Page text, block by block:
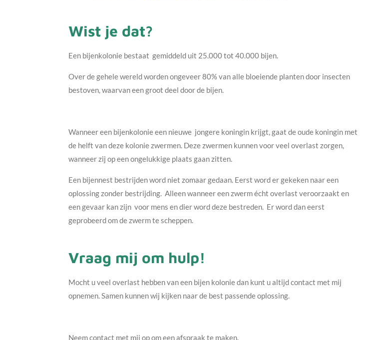
Wist je dat?
Een bijenkolonie bestaat gemiddeld uit 25.000 tot 40.000 bijen.
Over de gehele wereld worden ongeveer 80% van alle bloeiende planten door insecten
bestoven, waarvan een groot deel door de bijen.
Wanneer een bijenkolonie een nieuwe jongere koningin krijgt, gaat de oude koningin met
de helft van deze kolonie zwermen. Deze zwermen kunnen voor veel overlast zorgen,
wanneer zij op een ongelukkige plaats gaan zitten.
Een bijennest bestrijden word niet zomaar gedaan. Eerst word er gekeken naar een
oplossing zonder bestrijding. Alleen wanneer een zwerm écht overlast veroorzaakt en
een gevaar kan zijn voor mens en dier word deze bestreden. Er word dan eerst
geprobeerd om de zwerm te scheppen.
Vraag mij om hulp!
Mocht u veel overlast hebben van een bijen kolonie dan kunt u altijd contact met mij
opnemen. Samen kunnen wij kijken naar de best passende oplossing.
Neem contact met mij op om een afspraak te maken.